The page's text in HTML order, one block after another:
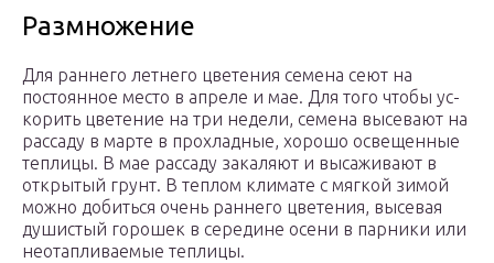
Размножение
Для раннего летнего цветения семена сеют на
постоянное место в апреле и мае. Для того чтобы ус­
корить цветение на три недели, семена высевают на
рассаду в марте в прохлад­ные, хорошо освещенные
теплицы. В мае рассаду закаляют и высаживают в
открытый грунт. В теплом климате с мягкой зимой
можно добиться очень раннего цветения, высевая
душистый горошек в середине осени в парники или
неотапливаемые теплицы.